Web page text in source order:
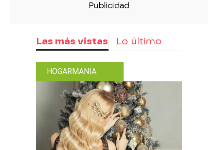
Las más vistas Lo último
HOGARMANIA